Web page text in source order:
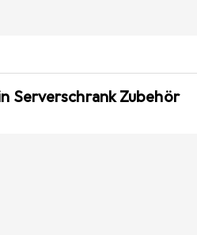
Serverschrank Zubehör